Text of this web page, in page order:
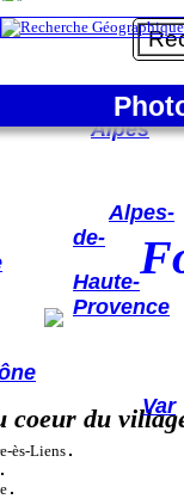
coeur du
ès-Liens
Var
Alpes-
de-
Haute-
Provence
Hautes-
Alpes